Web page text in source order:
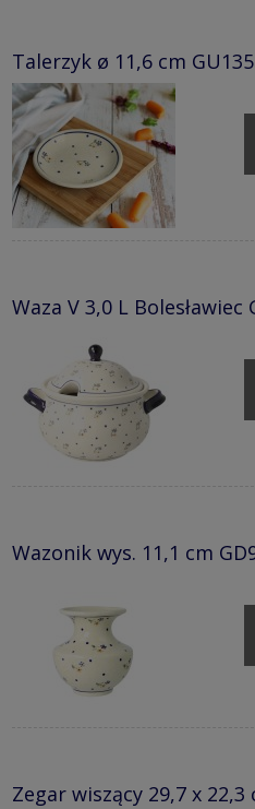
Talerzyk ø 11,6 cm
Waza V 3,0 L Bolesławiec
Wazonik wys. 11,1 cm
Zegar wiszący 29,7 x 22,3